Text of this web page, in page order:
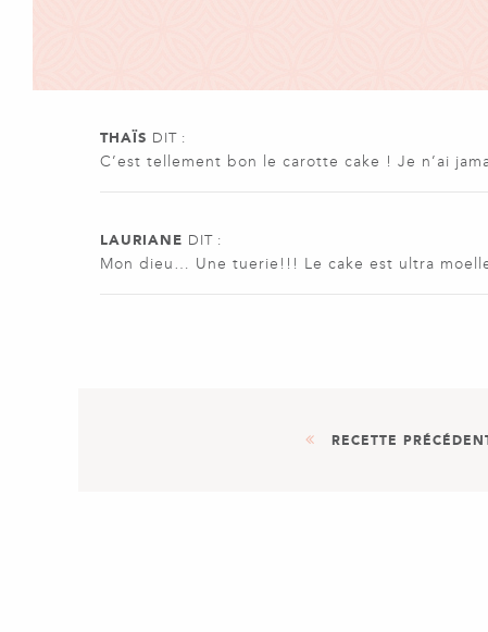
THAÏS DIT :
C’est tellement bon le carotte cake ! Je n’ai
LAURIANE DIT :
Mon dieu… Une tuerie!!! Le cake est ultra
RECETTE